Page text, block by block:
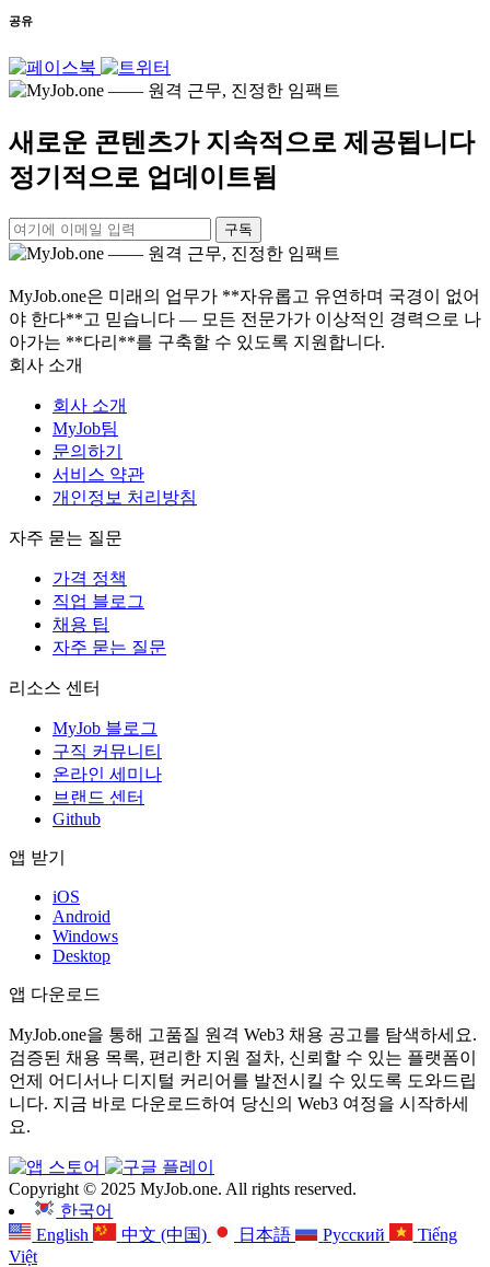
공유
새로운 콘텐츠가 지속적으로 제공됩니다
정기적으로 업데이트됨
구독
MyJob.one은 미래의 업무가 **자유롭고 유연하며 국경이 없어
야 한다**고 믿습니다 — 모든 전문가가 이상적인 경력으로 나
아가는 **다리**를 구축할 수 있도록 지원합니다.
회사 소개
회사 소개
MyJob팀
문의하기
서비스 약관
개인정보 처리방침
자주 묻는 질문
가격 정책
직업 블로그
채용 팁
자주 묻는 질문
리소스 센터
MyJob 블로그
구직 커뮤니티
온라인 세미나
브랜드 센터
Github
앱 받기
iOS
Android
Windows
Desktop
앱 다운로드
MyJob.one을 통해 고품질 원격 Web3 채용 공고를 탐색하세요.
검증된 채용 목록, 편리한 지원 절차, 신뢰할 수 있는 플랫폼이
언제 어디서나 디지털 커리어를 발전시킬 수 있도록 도와드립
니다. 지금 바로 다운로드하여 당신의 Web3 여정을 시작하세
요.
Copyright © 2025 MyJob.one. All rights reserved.
한국어
English
中文 (中国) 日本語 Русский
Tiếng
Việt